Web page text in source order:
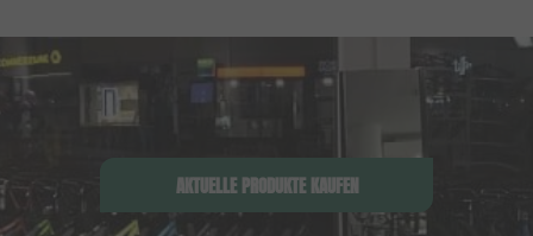
AKTUELLE PRODUKTE KAUFEN